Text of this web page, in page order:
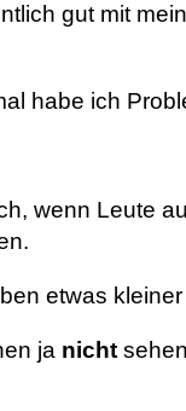
gut mit
habe ich
wenn Leute
etwas kleiner
ja nicht